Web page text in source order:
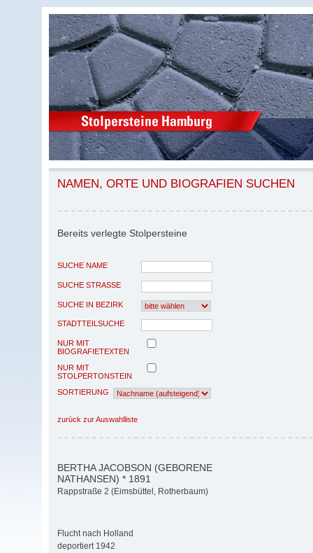
NAMEN, ORTE UND BIOGRAFIEN SUCHEN
Bereits verlegte Stolpersteine
SUCHE NAME
SUCHE STRASSE
SUCHE IN BEZIRK
STADTTEILSUCHE
NUR MIT
BIOGRAFIETEXTEN
NUR MIT
STOLPERTONSTEIN
SORTIERUNG
zurück zur Auswahlliste
BERTHA JACOBSON (GEBORENE
NATHANSEN) * 1891
Rappstraße 2 (Eimsbüttel, Rotherbaum)
Flucht nach Holland
deportiert 1942